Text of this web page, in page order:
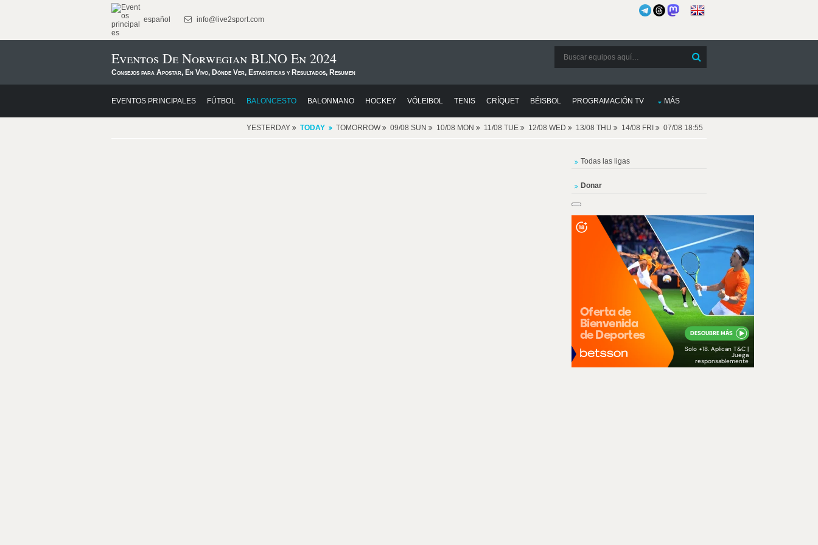
español info@live2sport.com
Eventos De Norwegian BLNO En 2024
Consejos para Apostar, En Vivo, Dónde Ver, Estadísticas y Resultados, Resumen
EVENTOS PRINCIPALES FÚTBOL BALONCESTO BALONMANO HOCKEY VÓLEIBOL TENIS CRÍQUET BÉISBOL PROGRAMACIÓN TV MÁS
YESTERDAY TODAY TOMORROW 09/08 SUN 10/08 MON 11/08 TUE 12/08 WED 13/08 THU 14/08 FRI 07/08 18:55
Todas las ligas
Donar